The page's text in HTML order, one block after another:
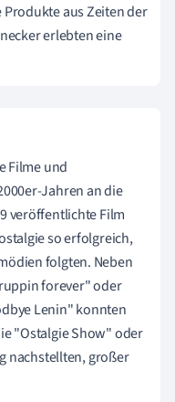
aus Zeiten der
erlebten eine
Filme und
Jahren an die
veröffentlichte Film
so erfolgreich,
folgten. Neben
forever" oder
Lenin" konnten
"Ostalgie Show" oder
nachstellten, großer